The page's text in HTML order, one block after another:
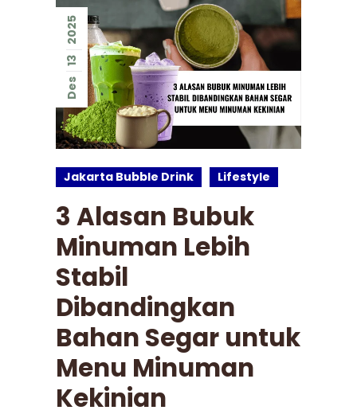
Des
13
2025
Jakarta Bubble Drink Lifestyle
3 Alasan Bubuk
Minuman Lebih
Stabil
Dibandingkan
Bahan Segar untuk
Menu Minuman
Kekinian